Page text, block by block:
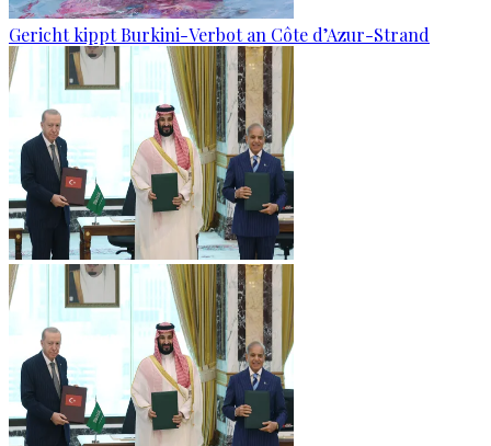
Gericht kippt Burkini-Verbot an Côte d’Azur-Strand